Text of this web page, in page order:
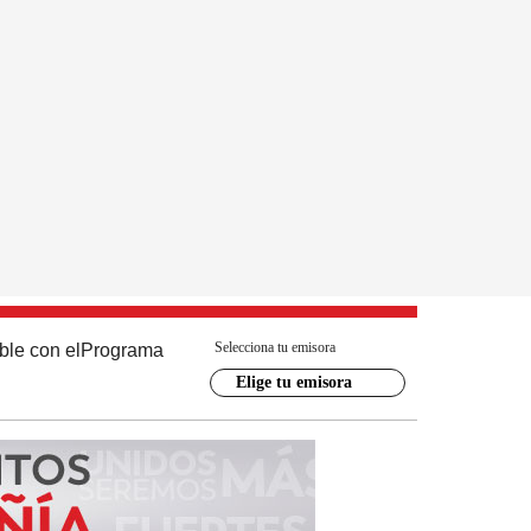
con el Programa Selecciona tu emisora
Elige tu emisora